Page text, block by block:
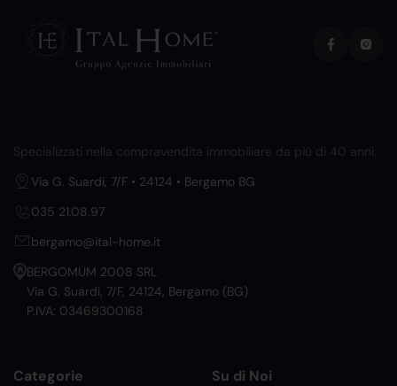
Specializzati nella compravendita immobiliare da più di 40 anni.
Via G. Suardi, 7/F • 24124 • Bergamo BG
035 21.08.97
bergamo@ital-home.it
BERGOMUM 2008 SRL
Via G. Suardi, 7/F, 24124, Bergamo (BG)
P.IVA: 03469300168
Categorie Su di Noi